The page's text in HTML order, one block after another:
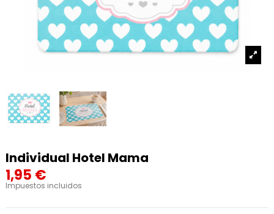
Individual Hotel Mama
1,95 €
Impuestos incluidos